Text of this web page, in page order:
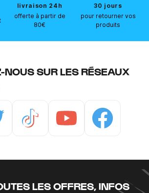
livraison 24h
offerte à partir de
80€
30 jours
pour retourner vos
produits
NOUS SUR LES RÉSEAUX
LES OFFRES, INFOS